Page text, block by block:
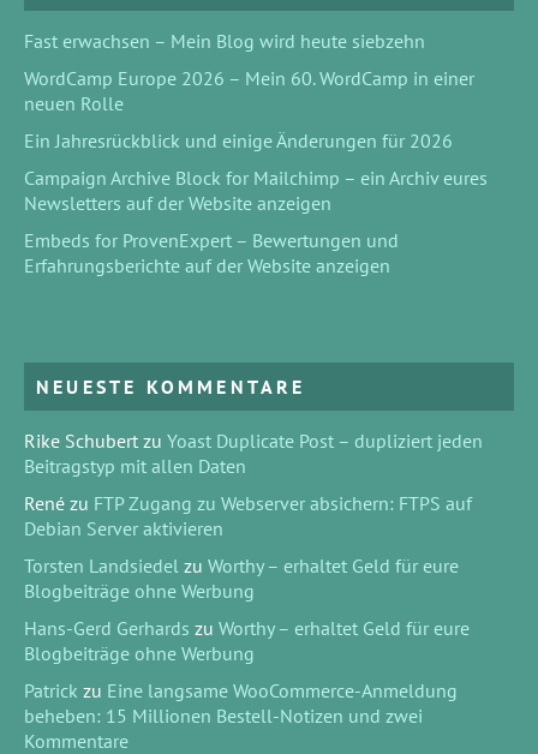
Fast erwachsen – Mein Blog wird heute siebzehn
WordCamp Europe 2026 – Mein 60. WordCamp in einer
neuen Rolle
Ein Jahresrückblick und einige Änderungen für 2026
Campaign Archive Block for Mailchimp – ein Archiv eures
Newsletters auf der Website anzeigen
Embeds for ProvenExpert – Bewertungen und
Erfahrungsberichte auf der Website anzeigen
NEUESTE KOMMENTARE
Rike Schubert zu Yoast Duplicate Post – dupliziert jeden
Beitragstyp mit allen Daten
René zu FTP Zugang zu Webserver absichern: FTPS auf
Debian Server aktivieren
Torsten Landsiedel zu Worthy – erhaltet Geld für eure
Blogbeiträge ohne Werbung
Hans-Gerd Gerhards zu Worthy – erhaltet Geld für eure
Blogbeiträge ohne Werbung
Patrick zu Eine langsame WooCommerce-Anmeldung
beheben: 15 Millionen Bestell-Notizen und zwei
Kommentare